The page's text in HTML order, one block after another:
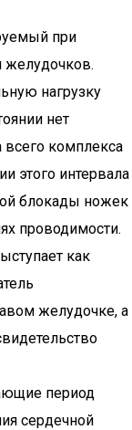
при
нагрузку
нет
всего комплекса
этого интервала
блокады ножек
проводимости.
как
желудочке, а
период
сердечной